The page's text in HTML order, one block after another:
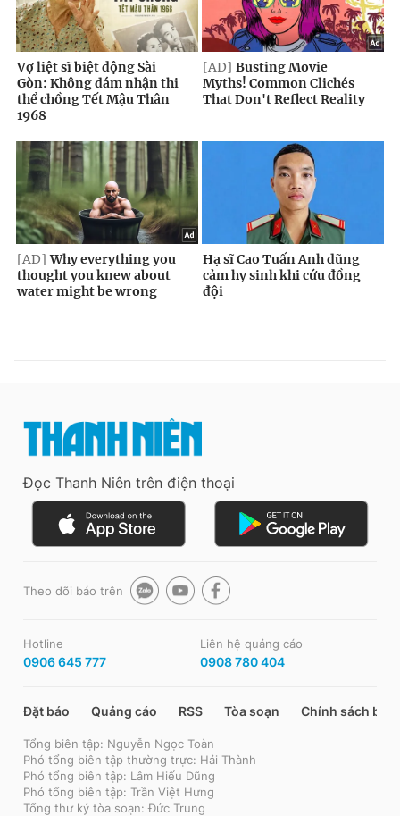
Đọc Thanh Niên trên điện thoại
Theo dõi báo trên
Hotline
0906 645 777
Liên hệ quảng cáo
0908 780 404
Đặt báo Quảng cáo RSS Tòa soạn Chính sách bảo
Tổng biên tập: Nguyễn Ngọc Toàn
Phó tổng biên tập thường trực: Hải Thành
Phó tổng biên tập: Lâm Hiếu Dũng
Phó tổng biên tập: Trần Việt Hưng
Tổng thư ký tòa soạn: Đức Trung